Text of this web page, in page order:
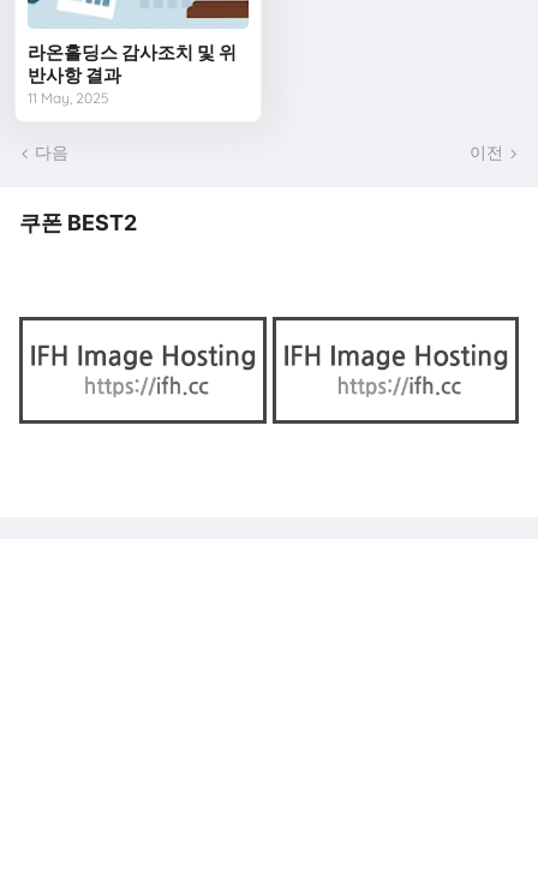
라온홀딩스 감사조치 및 위
반사항 결과
11 May, 2025
다음 이전
쿠폰 BEST2